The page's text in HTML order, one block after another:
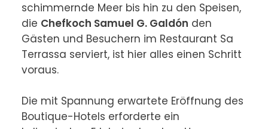
schimmernde Meer bis hin zu den Speisen,
die Chefkoch Samuel G. Galdón den
Gästen und Besuchern im Restaurant Sa
Terrassa serviert, ist hier alles einen Schritt
voraus.
Die mit Spannung erwartete Eröffnung des
Boutique-Hotels erforderte ein